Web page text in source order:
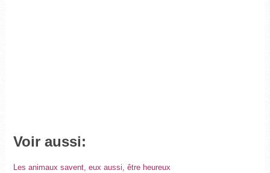
Voir aussi:
Les animaux savent, eux aussi, être heureux